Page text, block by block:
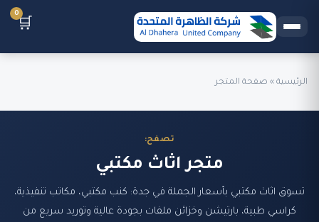
🛒
0
الرئيسية » صفحة المتجر
تصفح:
متجر اثاث مكتبي
تسوق اثاث مكتبي بأسعار الجملة في جدة: كنب مكتبي، مكاتب تنفيذية،
كراسي طبية، بارتيشن وخزائن ملفات بجودة عالية وتوريد سريع من